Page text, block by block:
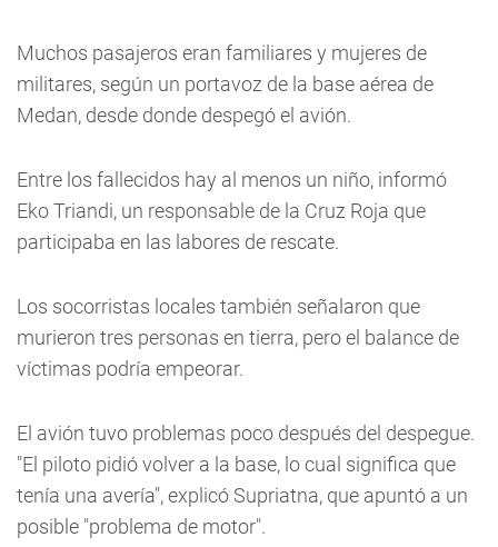
Muchos pasajeros eran familiares y mujeres de
militares, según un portavoz de la base aérea de
Medan, desde donde despegó el avión.
Entre los fallecidos hay al menos un niño, informó
Eko Triandi, un responsable de la Cruz Roja que
participaba en las labores de rescate.
Los socorristas locales también señalaron que
murieron tres personas en tierra, pero el balance de
víctimas podría empeorar.
El avión tuvo problemas poco después del despegue.
"El piloto pidió volver a la base, lo cual significa que
tenía una avería", explicó Supriatna, que apuntó a un
posible "problema de motor".